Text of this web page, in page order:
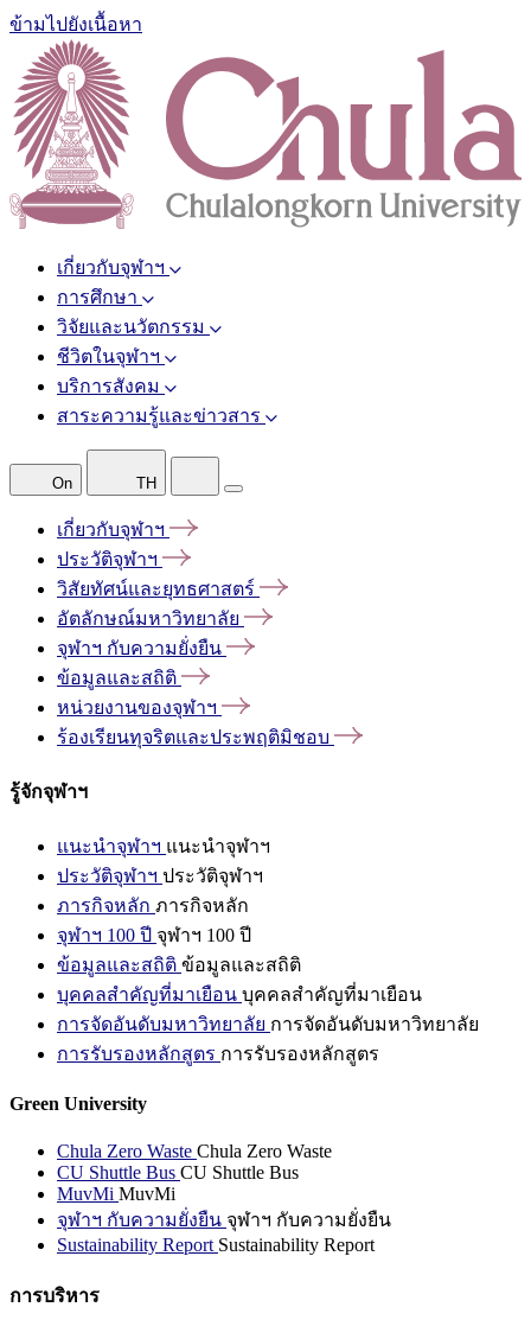
ข้ามไปยังเนื้อหา
เกี่ยวกับจุฬาฯ
การศึกษา
วิจัยและนวัตกรรม
ชีวิตในจุฬาฯ
บริการสังคม
สาระความรู้และข่าวสาร
On TH
เกี่ยวกับจุฬาฯ
ประวัติจุฬาฯ
วิสัยทัศน์และยุทธศาสตร์
อัตลักษณ์มหาวิทยาลัย
จุฬาฯ กับความยั่งยืน
ข้อมูลและสถิติ
หน่วยงานของจุฬาฯ
ร้องเรียนทุจริตและประพฤติมิชอบ
รู้จักจุฬาฯ
แนะนำจุฬาฯ แนะนำจุฬาฯ
ประวัติจุฬาฯ ประวัติจุฬาฯ
ภารกิจหลัก ภารกิจหลัก
จุฬาฯ 100 ปี จุฬาฯ 100 ปี
ข้อมูลและสถิติ ข้อมูลและสถิติ
บุคคลสำคัญที่มาเยือน บุคคลสำคัญที่มาเยือน
การจัดอันดับมหาวิทยาลัย การจัดอันดับมหาวิทยาลัย
การรับรองหลักสูตร การรับรองหลักสูตร
Green University
Chula Zero Waste Chula Zero Waste
CU Shuttle Bus CU Shuttle Bus
MuvMi MuvMi
จุฬาฯ กับความยั่งยืน จุฬาฯ กับความยั่งยืน
Sustainability Report Sustainability Report
การบริหาร